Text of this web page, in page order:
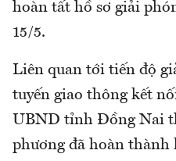
hoàn tất hồ sơ giải
15/5.
Liên quan tới tiến độ
tuyến giao thông kết
UBND tỉnh Đồng Nai
phương đã hoàn thành